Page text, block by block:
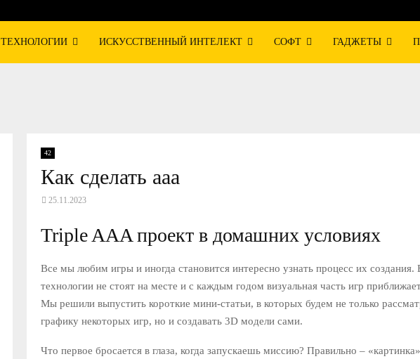
ТЕХНОЛОГИИ ИСКУССТВЕННЫЙ ИНТЕЛЕКТ СОФТ ГАДЖЕТЫ
42
Как сделать ааа
25.11.2023
Triple AAA проект в домашних условиях
Все мы любим игры и иногда становится интересно узнать процесс их создания.
технологии не стоят на месте и с каждым годом визуальная часть игр
Мы решили выпустить короткие мини-статьи, в которых будем не только
графику некоторых игр, но и создавать 3D модели сами.
Что первое бросается в глаза, когда запускаешь миссию? Правильно –